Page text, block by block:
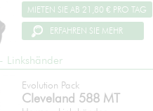
ERFAHREN SIE MEHR
- Linkshänder
Evolution Pack
Cleveland 588 MT